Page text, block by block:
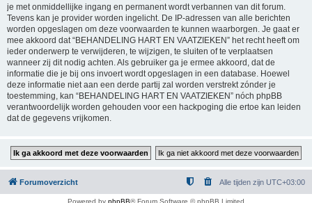
je met onmiddellijke ingang en permanent wordt verbannen van dit forum.
Tevens kan je provider worden ingelicht. De IP-adressen van alle berichten
worden opgeslagen om deze voorwaarden te kunnen waarborgen. Je gaat er
mee akkoord dat “BEHANDELING HART EN VAATZIEKEN” het recht heeft om
ieder onderwerp te verwijderen, te wijzigen, te sluiten of te verplaatsen
wanneer zij dit nodig achten. Als gebruiker ga je ermee akkoord, dat de
informatie die je bij ons invoert wordt opgeslagen in een database. Hoewel
deze informatie niet aan een derde partij zal worden verstrekt zónder je
toestemming, kan “BEHANDELING HART EN VAATZIEKEN” nóch phpBB
verantwoordelijk worden gehouden voor een hackpoging die ertoe kan leiden
dat de gegevens vrijkomen.
Forumoverzicht Alle tijden zijn UTC+03:00
Powered by phpBB® Forum Software © phpBB Limited